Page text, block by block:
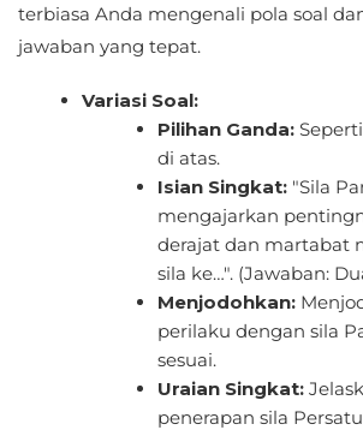
terbiasa Anda mengenali pola soal
jawaban yang tepat.
Variasi Soal:
Pilihan Ganda:
di atas.
Isian Singkat:"Sila
mengajarkan
derajat dan martabat
sila ke…". (Jawaban:
Menjodohkan:
perilaku dengan sila
sesuai.
Uraian Singkat:
penerapan sila